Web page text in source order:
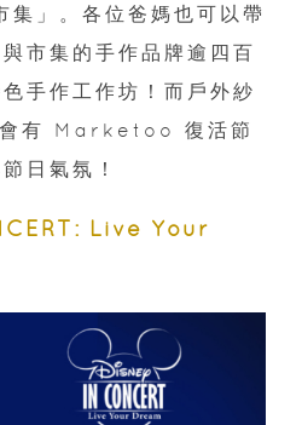
集」。各位爸媽也可以帶
市集的手作品牌逾四百
手作工作坊！而戶外紗
有 Marketoo 復活節
日氣氛！
Live Your